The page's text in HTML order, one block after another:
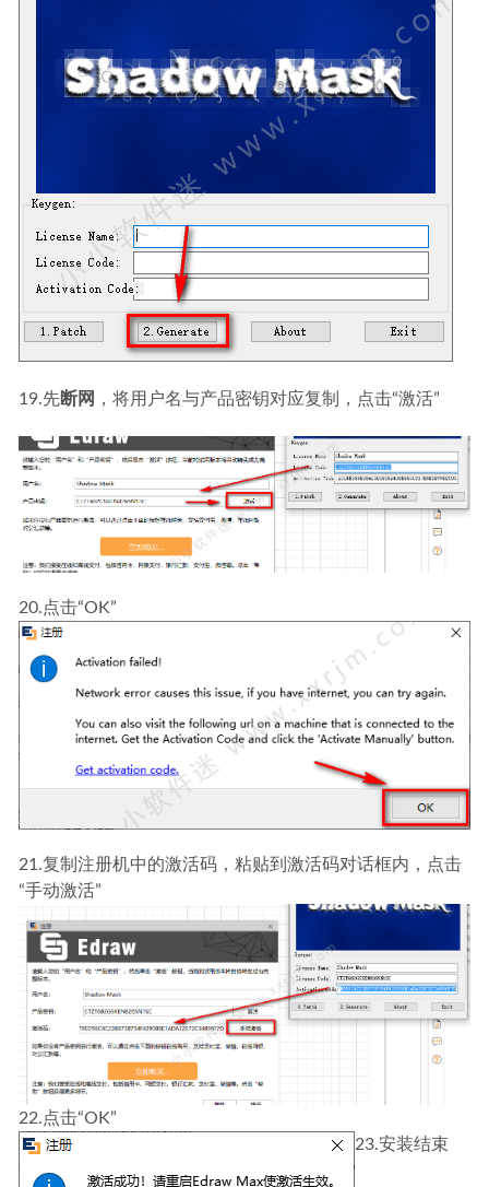
19.先断网 ，将用户名与产品密钥对应复制，点击“激活”
20.点击“OK”
21.复制注册机中的激活码，粘贴到激活码对话框内，点击
“手动激活”
22.点击“OK”
23.安装结束